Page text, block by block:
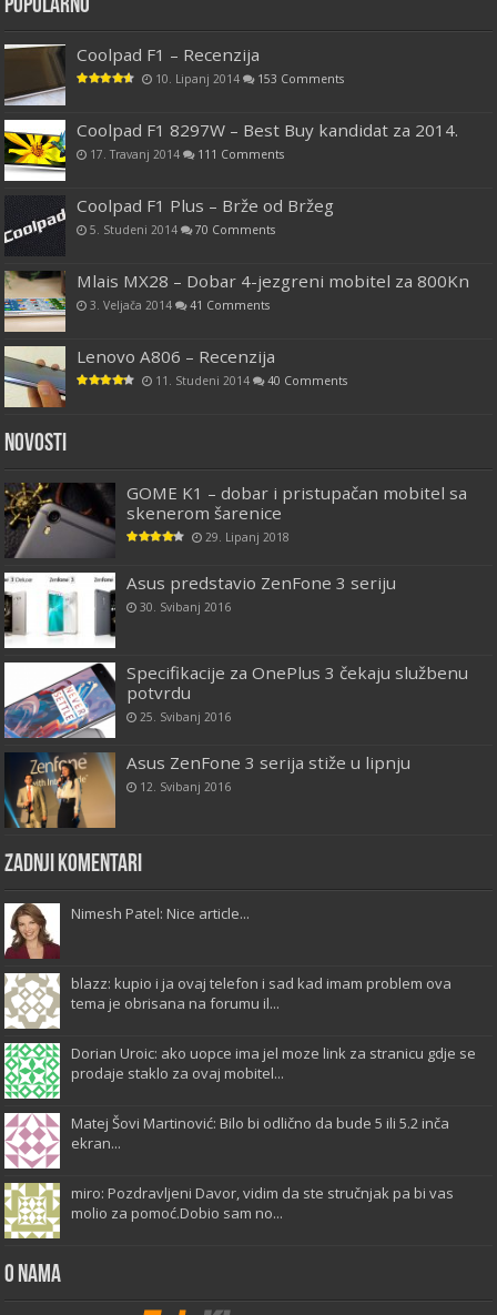
Popularno
Coolpad F1 – Recenzija
10. Lipanj 2014 153 Comments
Coolpad F1 8297W – Best Buy kandidat za 2014.
17. Travanj 2014 111 Comments
Coolpad F1 Plus – Brže od Bržeg
5. Studeni 2014 70 Comments
Mlais MX28 – Dobar 4-jezgreni mobitel za 800Kn
3. Veljača 2014 41 Comments
Lenovo A806 – Recenzija
11. Studeni 2014 40 Comments
Novosti
GOME K1 – dobar i pristupačan mobitel sa
skenerom šarenice
29. Lipanj 2018
Asus predstavio ZenFone 3 seriju
30. Svibanj 2016
Specifikacije za OnePlus 3 čekaju službenu
potvrdu
25. Svibanj 2016
Asus ZenFone 3 serija stiže u lipnju
12. Svibanj 2016
Zadnji komentari
Nimesh Patel: Nice article...
blazz: kupio i ja ovaj telefon i sad kad imam problem ova
tema je obrisana na forumu il...
Dorian Uroic: ako uopce ima jel moze link za stranicu gdje se
prodaje staklo za ovaj mobitel...
Matej Šovi Martinović: Bilo bi odlično da bude 5 ili 5.2 inča
ekran...
miro: Pozdravljeni Davor, vidim da ste stručnjak pa bi vas
molio za pomoć.Dobio sam no...
O Nama